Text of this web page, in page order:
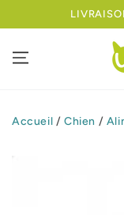
IGNORER LE
Accueil / Chien /